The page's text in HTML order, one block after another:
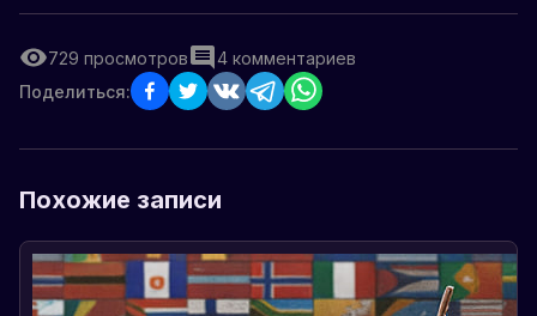
729 просмотров 4 комментариев
Поделиться:
Похожие записи